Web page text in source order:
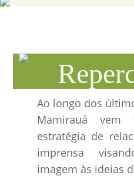
Ao longo dos
Mamirauá vem
estratégia de
imprensa
imagem às ideias